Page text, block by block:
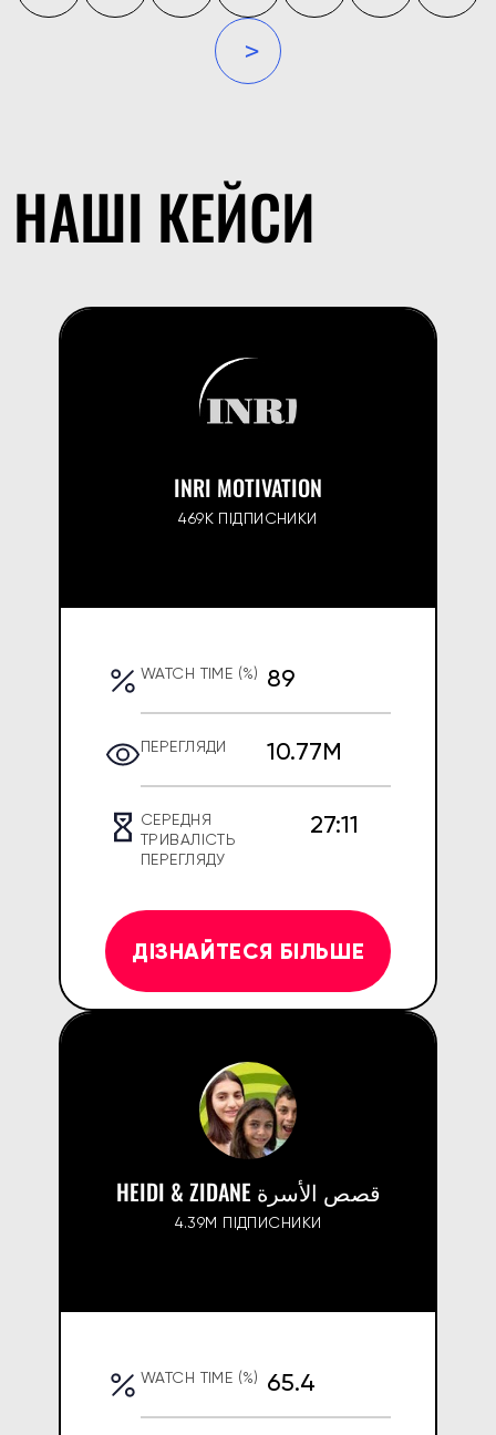
НАШІ КЕЙСИ
INRI MOTIVATION
469K ПІДПИСНИКИ
WATCH TIME (%) 89
ПЕРЕГЛЯДИ 10.77M
СЕРЕДНЯ
ТРИВАЛІСТЬ
ПЕРЕГЛЯДУ
27:11
ДІЗНАЙТЕСЯ БІЛЬШЕ
HEIDI & ZIDANE قصص الأسرة
4.39M ПІДПИСНИКИ
WATCH TIME (%) 65.4